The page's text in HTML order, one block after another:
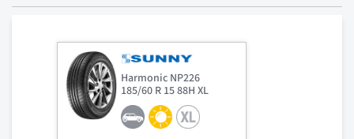
Harmonic NP226
185/60 R 15 88H XL